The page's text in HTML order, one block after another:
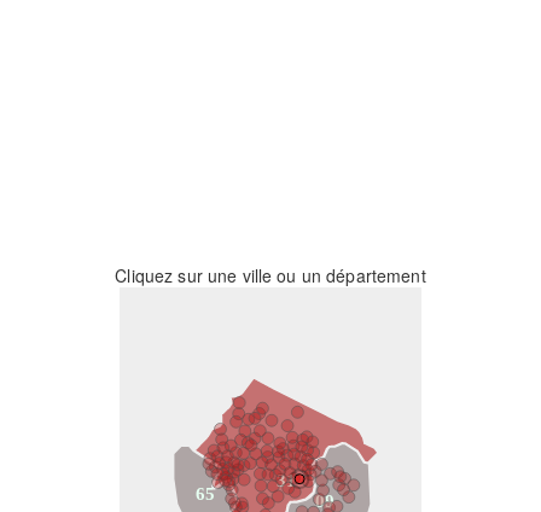
Cliquez sur une ville ou un département
31
09
65